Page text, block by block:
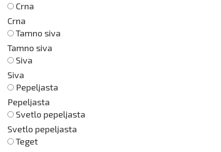
Crna
Crna
Tamno siva
Tamno siva
Siva
Siva
Pepeljasta
Pepeljasta
Svetlo pepeljasta
Svetlo pepeljasta
Teget